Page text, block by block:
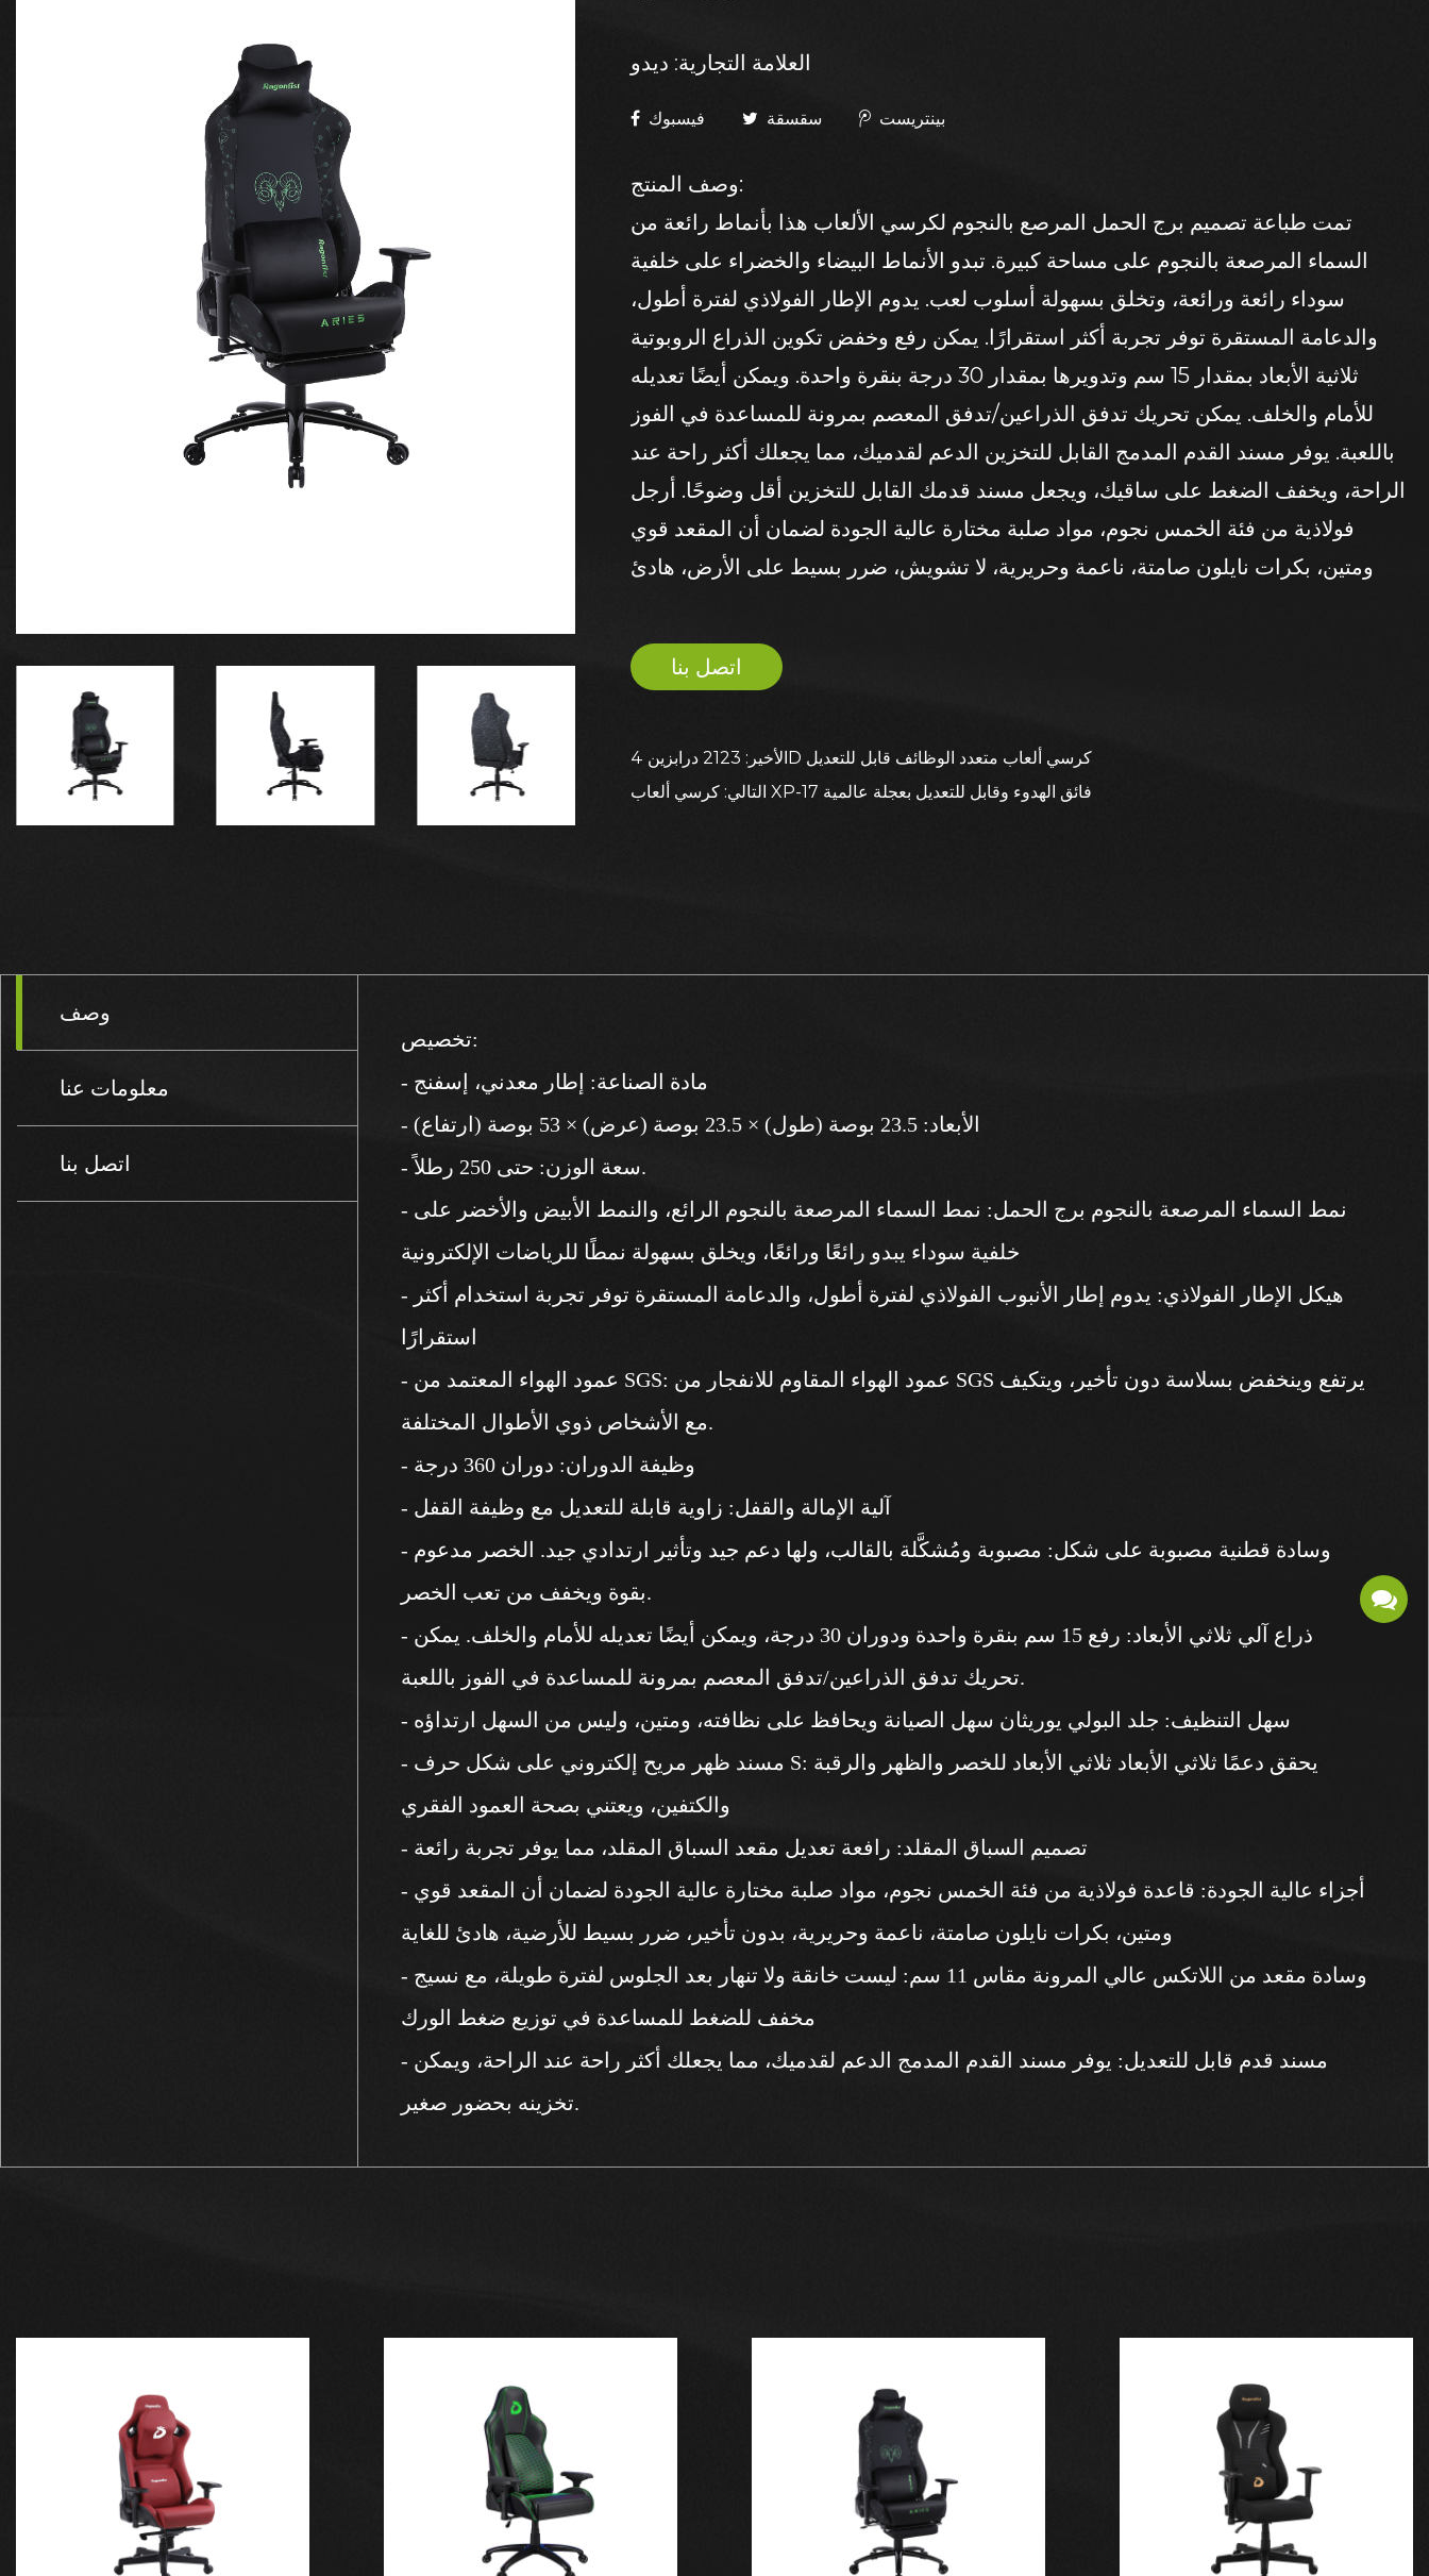
العلامة التجارية: ديدو
فيسبوك سقسقة بينتريست
وصف المنتج:
تمت طباعة تصميم برج الحمل المرصع بالنجوم لكرسي الألعاب هذا بأنماط رائعة من
السماء المرصعة بالنجوم على مساحة كبيرة. تبدو الأنماط البيضاء والخضراء على خلفية
سوداء رائعة ورائعة، وتخلق بسهولة أسلوب لعب. يدوم الإطار الفولاذي لفترة أطول،
والدعامة المستقرة توفر تجربة أكثر استقرارًا. يمكن رفع وخفض تكوين الذراع الروبوتية
ثلاثية الأبعاد بمقدار 15 سم وتدويرها بمقدار 30 درجة بنقرة واحدة. ويمكن أيضًا تعديله
للأمام والخلف. يمكن تحريك تدفق الذراعين/تدفق المعصم بمرونة للمساعدة في الفوز
باللعبة. يوفر مسند القدم المدمج القابل للتخزين الدعم لقدميك، مما يجعلك أكثر راحة عند
الراحة، ويخفف الضغط على ساقيك، ويجعل مسند قدمك القابل للتخزين أقل وضوحًا. أرجل
فولاذية من فئة الخمس نجوم، مواد صلبة مختارة عالية الجودة لضمان أن المقعد قوي
ومتين، بكرات نايلون صامتة، ناعمة وحريرية، لا تشويش، ضرر بسيط على الأرض، هادئ
اتصل بنا
الأخير: 2123 درابزين 4D كرسي ألعاب متعدد الوظائف قابل للتعديل
التالي: كرسي ألعاب XP-17 فائق الهدوء وقابل للتعديل بعجلة عالمية
وصف
معلومات عنا
اتصل بنا
تخصيص:
- مادة الصناعة: إطار معدني، إسفنج
- الأبعاد: 23.5 بوصة (طول) × 23.5 بوصة (عرض) × 53 بوصة (ارتفاع)
- سعة الوزن: حتى 250 رطلاً.
- نمط السماء المرصعة بالنجوم برج الحمل: نمط السماء المرصعة بالنجوم الرائع، والنمط الأبيض والأخضر على
خلفية سوداء يبدو رائعًا ورائعًا، ويخلق بسهولة نمطًا للرياضات الإلكترونية
- هيكل الإطار الفولاذي: يدوم إطار الأنبوب الفولاذي لفترة أطول، والدعامة المستقرة توفر تجربة استخدام أكثر
استقرارًا
- عمود الهواء المعتمد من SGS: عمود الهواء المقاوم للانفجار من SGS يرتفع وينخفض ​​بسلاسة دون تأخير، ويتكيف
مع الأشخاص ذوي الأطوال المختلفة.
- وظيفة الدوران: دوران 360 درجة
- آلية الإمالة والقفل: زاوية قابلة للتعديل مع وظيفة القفل
- وسادة قطنية مصبوبة على شكل: مصبوبة ومُشكَّلة بالقالب، ولها دعم جيد وتأثير ارتدادي جيد. الخصر مدعوم
بقوة ويخفف من تعب الخصر.
- ذراع آلي ثلاثي الأبعاد: رفع 15 سم بنقرة واحدة ودوران 30 درجة، ويمكن أيضًا تعديله للأمام والخلف. يمكن
تحريك تدفق الذراعين/تدفق المعصم بمرونة للمساعدة في الفوز باللعبة.
- سهل التنظيف: جلد البولي يوريثان سهل الصيانة ويحافظ على نظافته، ومتين، وليس من السهل ارتداؤه
- مسند ظهر مريح إلكتروني على شكل حرف S: يحقق دعمًا ثلاثي الأبعاد ثلاثي الأبعاد للخصر والظهر والرقبة
والكتفين، ويعتني بصحة العمود الفقري
- تصميم السباق المقلد: رافعة تعديل مقعد السباق المقلد، مما يوفر تجربة رائعة
- أجزاء عالية الجودة: قاعدة فولاذية من فئة الخمس نجوم، مواد صلبة مختارة عالية الجودة لضمان أن المقعد قوي
ومتين، بكرات نايلون صامتة، ناعمة وحريرية، بدون تأخير، ضرر بسيط للأرضية، هادئ للغاية
- وسادة مقعد من اللاتكس عالي المرونة مقاس 11 سم: ليست خانقة ولا تنهار بعد الجلوس لفترة طويلة، مع نسيج
مخفف للضغط للمساعدة في توزيع ضغط الورك
- مسند قدم قابل للتعديل: يوفر مسند القدم المدمج الدعم لقدميك، مما يجعلك أكثر راحة عند الراحة، ويمكن
تخزينه بحضور صغير.